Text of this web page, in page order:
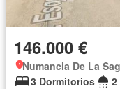
146.000 €
Numancia De La
3 Dormitorios
2